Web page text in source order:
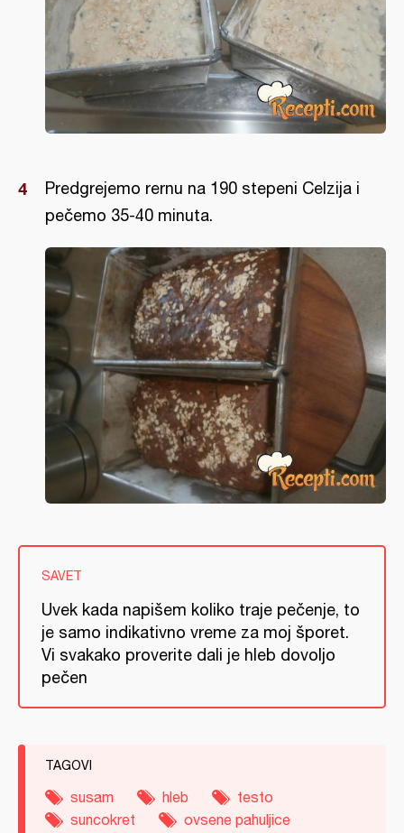
Predgrejemo rernu na 190 stepeni Celzija i
pečemo 35-40 minuta.
SAVET
Uvek kada napišem koliko traje pečenje, to
je samo indikativno vreme za moj šporet.
Vi svakako proverite dali je hleb dovoljo
pečen
TAGOVI
susam hleb
testo
suncokret
ovsene pahuljice